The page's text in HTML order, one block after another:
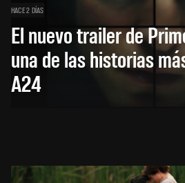
HACE 2 DÍAS
El nuevo trailer de
una de las historias
A24